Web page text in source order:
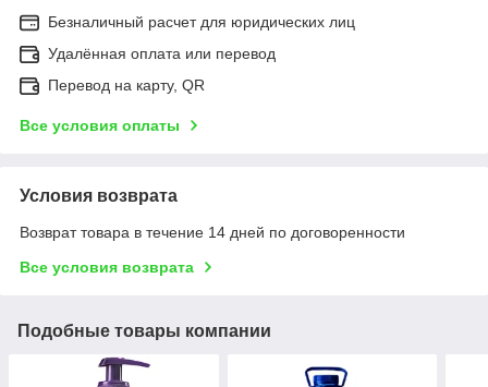
Безналичный расчет для юридических лиц
Удалённая оплата или перевод
Перевод на карту, QR
Все условия оплаты
Условия возврата
Возврат товара в течение 14 дней по договоренности
Все условия возврата
Подобные товары компании